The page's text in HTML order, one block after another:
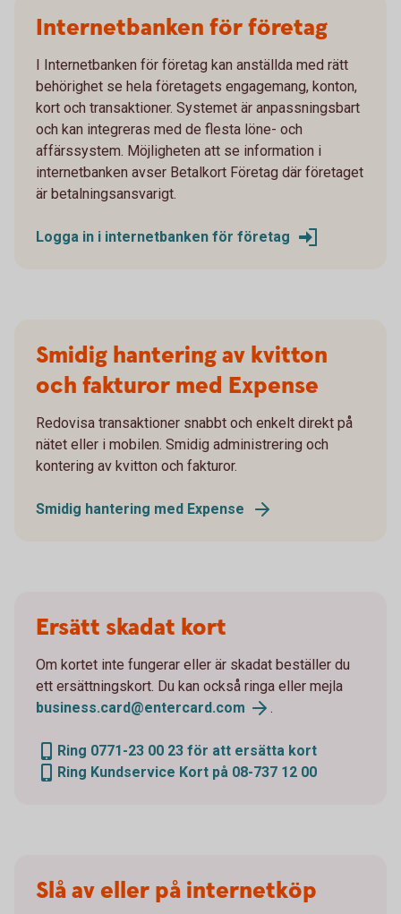
Internetbanken för företag
I Internetbanken för företag kan anställda med rätt
behörighet se hela företagets engagemang, konton,
kort och transaktioner. Systemet är anpassningsbart
och kan integreras med de flesta löne- och
affärssystem. Möjligheten att se information i
internetbanken avser Betalkort Företag där företaget
är betalningsansvarigt.
Logga in i internetbanken för företag
Smidig hantering av kvitton
och fakturor med Expense
Redovisa transaktioner snabbt och enkelt direkt på
nätet eller i mobilen. Smidig administrering och
kontering av kvitton och fakturor.
Smidig hantering med Expense
Ersätt skadat kort
Om kortet inte fungerar eller är skadat beställer du
ett ersättningskort. Du kan också ringa eller mejla
business.card@entercard.com
.
Ring 0771-23 00 23 för att ersätta kort
Ring Kundservice Kort på 08-737 12 00
Slå av eller på internetköp